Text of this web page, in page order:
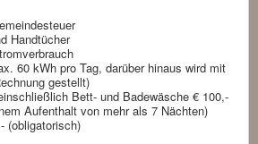
Handtücher
60 kWh pro Tag, darüber hinaus wird mit
gestellt)
Bett- und Badewäsche € 100,-
Aufenthalt von mehr als 7 Nächten)
(obligatorisch)